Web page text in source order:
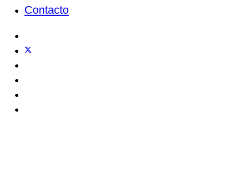
Contacto